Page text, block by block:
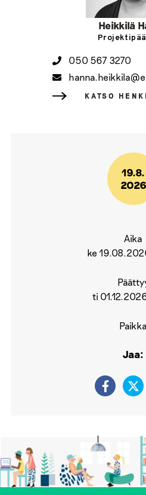
19.8.
2026
Aika
ke
ti
Paikka
Jaa:
Heikkilä
050 567 3270
KATSO